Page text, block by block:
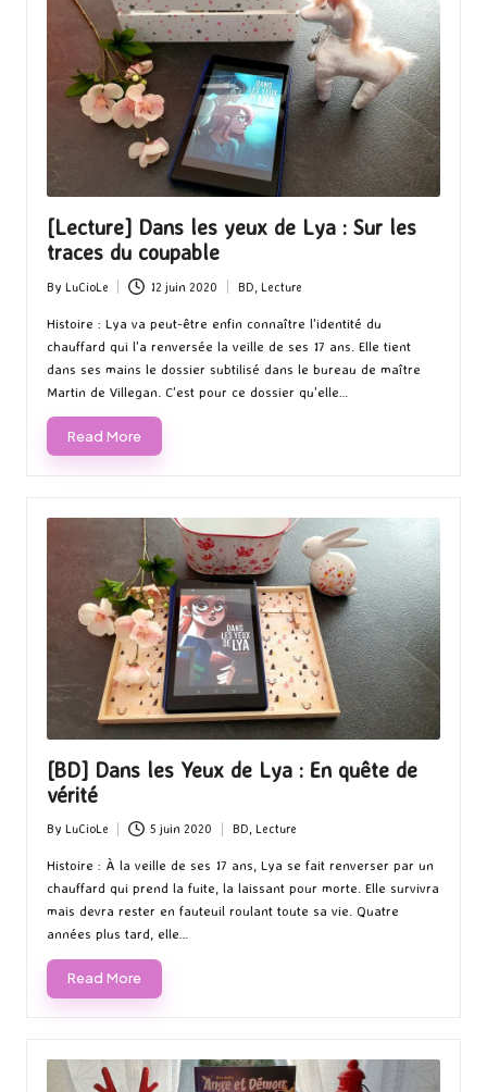
[Lecture] Dans les yeux de Lya : Sur les
traces du coupable
Posted
by
By LuCioLe 12 juin 2020
Posted
BD Lecture
Histoire : Lya va peut-être enfin connaître l'identité du
chauffard qui l'a renversée la veille de ses 17 ans. Elle tient
dans ses mains le dossier subtilisé dans le bureau de maître
Martin de Villegan. C'est pour ce dossier qu'elle…
Read More
[BD] Dans les Yeux de Lya : En quête de
vérité
Posted
by
By LuCioLe 5 juin 2020
Posted
in
BD, Lecture
Histoire : À la veille de ses 17 ans, Lya se fait renverser par un
chauffard qui prend la fuite, la laissant pour morte. Elle survivra
mais devra rester en fauteuil roulant toute sa vie. Quatre
années plus tard, elle…
Read More